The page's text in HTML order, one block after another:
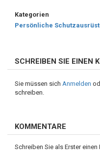
Kategorien
Persönliche
SCHREIBEN SIE EINEN
Sie müssen sich Anmelden
schreiben.
KOMMENTARE
Schreiben Sie als Erster einen